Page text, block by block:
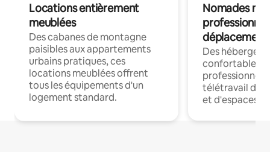
Locations entièrement
meublées
Des cabanes de montagne
paisibles aux appartements
urbains pratiques, ces
locations meublées offrent
tous les équipements d'un
logement standard.
Nomades
déplacement
Des
confortables
professionnels
télétravail
et d'espaces